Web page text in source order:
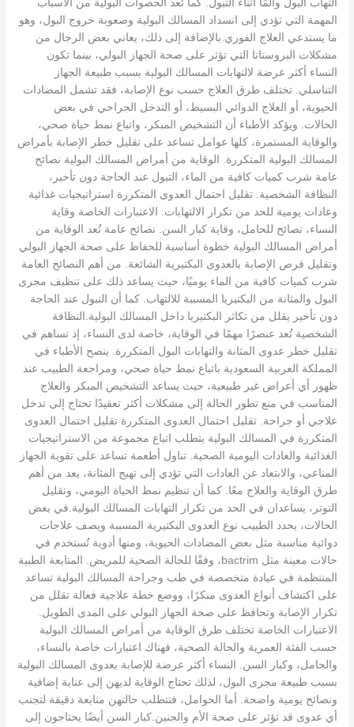
التهاب البول وألمًا أثناء التبول. كما تُعد الحصوات البولية من الأسباب
المهمة التي تؤدي إلى انسداد المسالك البولية وصعوبة خروج البول، وهو
ما يستدعي العلاج الفوري.بالإضافة إلى ذلك، يعاني بعض الرجال من
مشكلات البروستاتا التي تؤثر على صحة الجهاز البولي، بينما تكون
النساء أكثر عرضة لالتهابات المسالك البولية بسبب طبيعة الجهاز
التناسلي. تختلف طرق العلاج حسب نوع الإصابة، فقد تشمل المضادات
الحيوية، أو العلاج الدوائي البسيط، أو التدخل الجراحي في بعض
الحالات. ويؤكد الأطباء أن التشخيص المبكر، واتباع نمط حياة صحي،
والوقاية المستمرة، كلها عوامل تساعد على تقليل خطر الإصابة بأمراض
المسالك البولية المتكررة. الوقاية من أمراض المسالك البولية نصائح
عامة شرب كميات كافية من الماء، التبول عند الحاجة دون تأخير،
النظافة الشخصية. تقليل احتمال العدوى المتكررة استراتيجيات غذائية
وعادات يومية للحد من تكرار الالتهابات. الاعتبارات الخاصة وقاية
النساء، نصائح للحامل، وقاية كبار السن. نصائح عامة تُعد الوقاية من
أمراض المسالك البولية خطوة أساسية للحفاظ على صحة الجهاز البولي
وتقليل فرص الإصابة بالعدوى البكتيرية الشائعة. من أهم النصائح العامة
شرب كميات كافية من الماء يوميًا، حيث يساعد ذلك على تنظيف مجرى
البول والمثانة من البكتيريا المسببة للالتهاب. كما أن التبول عند الحاجة
دون تأخير يقلل من تكاثر البكتيريا داخل المسالك البولية.النظافة
الشخصية تُعد عنصرًا مهمًا في الوقاية، خاصة لدى النساء، إذ تساهم في
تقليل خطر عدوى المثانة والتهابات البول المتكررة. ينصح الأطباء في
المملكة العربية السعودية باتباع نمط حياة صحي، ومراجعة الطبيب عند
ظهور أي أعراض غير طبيعية، حيث يساعد التشخيص المبكر والعلاج
المناسب في منع تطور الحالة إلى مشكلات أكثر تعقيدًا تحتاج إلى تدخل
علاجي أو جراحة. تقليل احتمال العدوى المتكررة تقليل احتمال العدوى
المتكررة في المسالك البولية يتطلب اتباع مجموعة من الاستراتيجيات
الغذائية والعادات اليومية الصحية. تناول أطعمة تساعد على تقوية الجهاز
المناعي، والابتعاد عن العادات التي تؤدي إلى تهيج المثانة، يعد من أهم
طرق الوقاية والعلاج معًا. كما أن تنظيم نمط الحياة اليومي، وتقليل
التوتر، يساعدان في الحد من تكرار التهابات المسالك البولية.في بعض
الحالات، يحدد الطبيب نوع العدوى البكتيرية المسببة ويصف علاجات
دوائية مناسبة مثل بعض المضادات الحيوية، ومنها أدوية تُستخدم في
حالات معينة مثل bactrim، وفقًا للحالة الصحية للمريض. المتابعة الطبية
المنتظمة في عيادة متخصصة في طب وجراحة المسالك البولية تساعد
على اكتشاف أنواع العدوى مبكرًا، ووضع خطة علاجية فعالة تقلل من
تكرار الإصابة وتحافظ على صحة الجهاز البولي على المدى الطويل.
الاعتبارات الخاصة تختلف طرق الوقاية من أمراض المسالك البولية
حسب الفئة العمرية والحالة الصحية، فهناك اعتبارات خاصة بالنساء،
والحامل، وكبار السن. النساء أكثر عرضة للإصابة بعدوى المسالك البولية
بسبب طبيعة مجرى البول، لذلك تحتاج الوقاية لديهن إلى عناية إضافية
ونصائح يومية واضحة. أما الحوامل، فتتطلب حالتهن متابعة دقيقة لتجنب
أي عدوى قد تؤثر على صحة الأم والجنين.كبار السن أيضًا يحتاجون إلى